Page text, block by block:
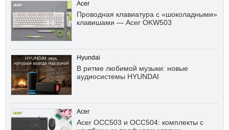
Acer
Проводная клавиатура с «шоколадными»
клавишами — Acer OKW503
Hyundai
В ритме любимой музыки: новые
аудиосистемы HYUNDAI
Acer
Acer OCC503 и OCC504: комплекты с